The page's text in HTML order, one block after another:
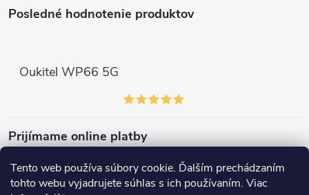
Tento web používa súbory cookie. Ďalším prechádzaním
tohto webu vyjadrujete súhlas s ich používaním. Viac
Posledné hodnotenie produktov
Oukitel WP66 5G
Prijímame online platby